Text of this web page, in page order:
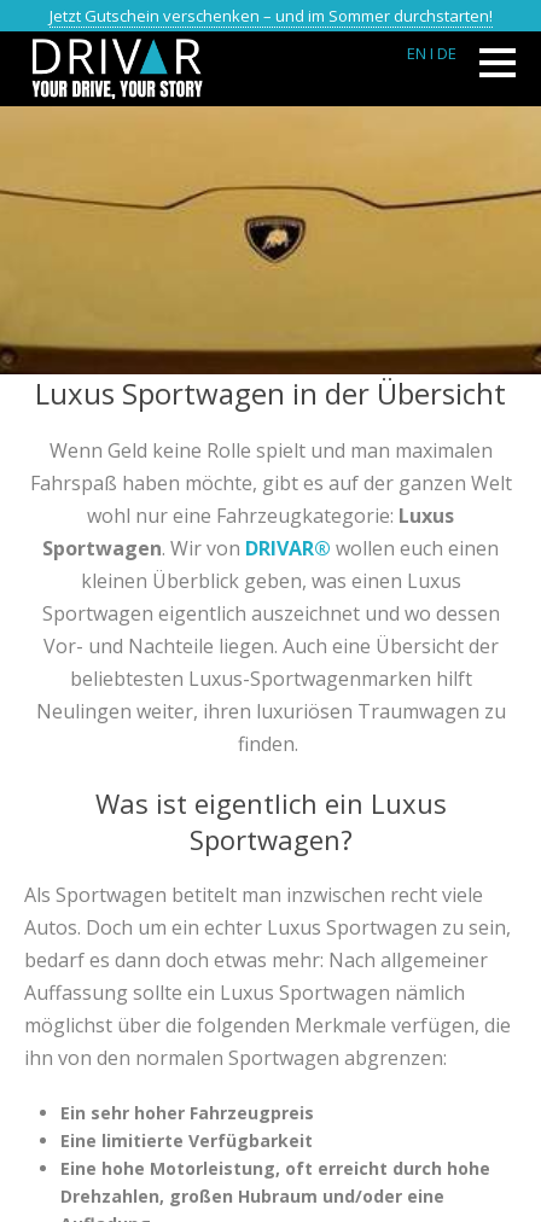
Jetzt Gutschein verschenken – und im Sommer durchstarten!
EN I DE
Luxus Sportwagen in der Übersicht
Wenn Geld keine Rolle spielt und man maximalen
Fahrspaß haben möchte, gibt es auf der ganzen Welt
wohl nur eine Fahrzeugkategorie: Luxus
Sportwagen. Wir von DRIVAR® wollen euch einen
kleinen Überblick geben, was einen Luxus
Sportwagen eigentlich auszeichnet und wo dessen
Vor- und Nachteile liegen. Auch eine Übersicht der
beliebtesten Luxus-Sportwagenmarken hilft
Neulingen weiter, ihren luxuriösen Traumwagen zu
finden.
Was ist eigentlich ein Luxus
Sportwagen?
Als Sportwagen betitelt man inzwischen recht viele
Autos. Doch um ein echter Luxus Sportwagen zu sein,
bedarf es dann doch etwas mehr: Nach allgemeiner
Auffassung sollte ein Luxus Sportwagen nämlich
möglichst über die folgenden Merkmale verfügen, die
ihn von den normalen Sportwagen abgrenzen:
Ein sehr hoher Fahrzeugpreis
Eine limitierte Verfügbarkeit
Eine hohe Motorleistung, oft erreicht durch hohe
Drehzahlen, großen Hubraum und/oder eine